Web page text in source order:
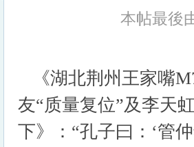
本帖最後
《湖北荆州王家嘴
友“质量复位”及李天
下》：“孔子曰：‘管